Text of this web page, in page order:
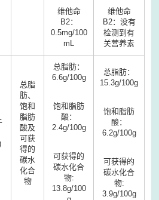
维他命
B2：
0.5mg/100
mL
维他命
B2：没有
检测到有
关营养素
总脂
肪、
饱和
脂肪
酸及
可获
得的
碳水
化合
物
总脂肪：
6.6g/100g
饱和脂肪
酸：
2.4g/100g
可获得的
碳水化合
物:
13.8g/100
总脂肪：
15.3g/100g
饱和脂肪
酸：
6.2g/100g
可获得的
碳水化合
物:
3.9g/100g